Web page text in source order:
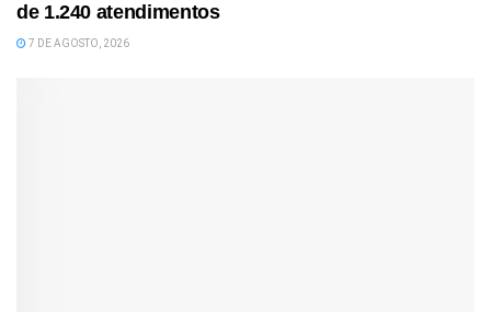
de 1.240 atendimentos
7 DE AGOSTO, 2026